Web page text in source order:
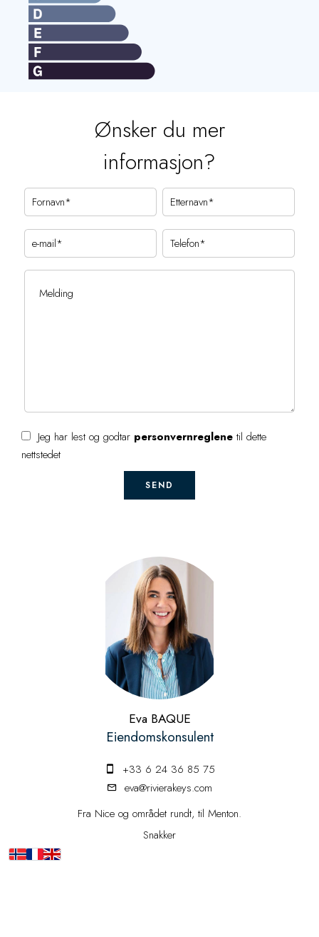
Ønsker du mer
informasjon?
Jeg har lest og godtar personvernreglene til dette
nettstedet
SEND
Eva BAQUE
Eiendomskonsulent
+33 6 24 36 85 75
eva@rivierakeys.com
Fra Nice og området rundt, til Menton.
Snakker